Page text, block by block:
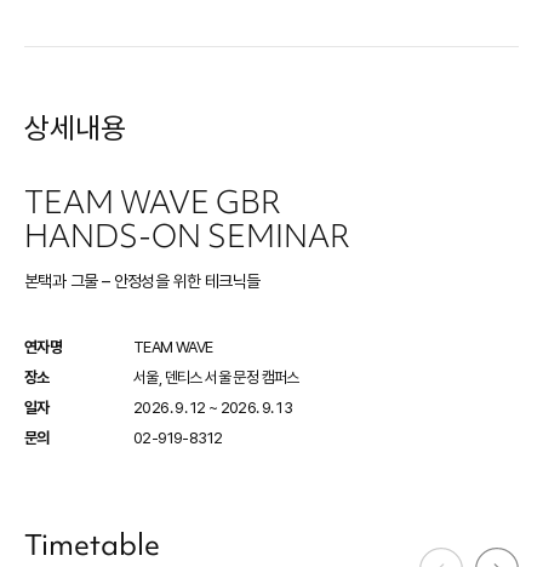
상세내용
TEAM WAVE GBR
HANDS-ON SEMINAR
본택과 그물 – 안정성을 위한 테크닉들
연자명
TEAM WAVE
장소
서울, 덴티스 서울 문정 캠퍼스
일자
2026. 9. 12 ~ 2026. 9. 13
문의
02-919-8312
Timetable